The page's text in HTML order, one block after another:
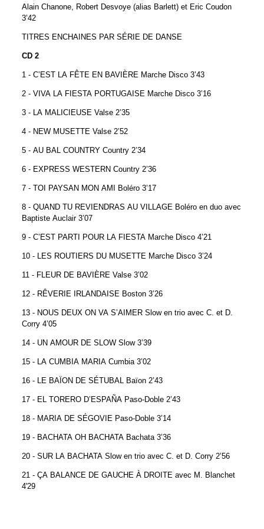
Alain Chanone, Robert Desvoye (alias Barlett) et Eric Coudon
3’42
TITRES ENCHAINES PAR SÉRIE DE DANSE
CD 2
1 - C’EST LA FÊTE EN BAVIÈRE Marche Disco 3’43
2 - VIVA LA FIESTA PORTUGAISE Marche Disco 3’16
3 - LA MALICIEUSE Valse 2’35
4 - NEW MUSETTE Valse 2’52
5 - AU BAL COUNTRY Country 2’34
6 - EXPRESS WESTERN Country 2’36
7 - TOI PAYSAN MON AMI Boléro 3’17
8 - QUAND TU REVIENDRAS AU VILLAGE Boléro en duo avec
Baptiste Auclair 3’07
9 - C’EST PARTI POUR LA FIESTA Marche Disco 4’21
10 - LES ROUTIERS DU MUSETTE Marche Disco 3’24
11 - FLEUR DE BAVIÈRE Valse 3’02
12 - RÊVERIE IRLANDAISE Boston 3’26
13 - NOUS DEUX ON VA S’AIMER Slow en trio avec C. et D.
Corry 4’05
14 - UN AMOUR DE SLOW Slow 3’39
15 - LA CUMBIA MARIA Cumbia 3’02
16 - LE BAÏON DE SÉTUBAL Baïon 2’43
17 - EL TORERO D’ESPAÑA Paso-Doble 2’43
18 - MARIA DE SÉGOVIE Paso-Doble 3’14
19 - BACHATA OH BACHATA Bachata 3’36
20 - SUR LA BACHATA Slow en trio avec C. et D. Corry 2’56
21 - ÇA BALANCE DE GAUCHE À DROITE avec M. Blanchet
4'29